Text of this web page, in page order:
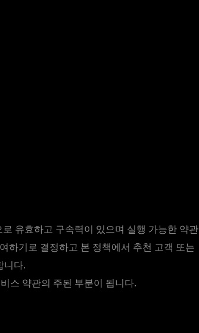
유효하고 구속력이 있으며 실행 가능한 약관
하기로 결정하고 본 정책에서 추천 고객 또는
니다.
스 약관의 주된 부분이 됩니다.